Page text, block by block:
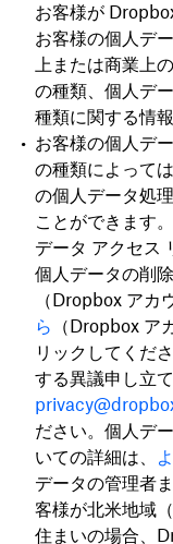
お客様が
お客様の個人デ
上または商業上
の種類、個人デ
種類に関する情
お客様の個人デ
の種類によって
の個人データ処
ことができます。
データ アクセス
個人データの削
（Dropbox アカ
ら （Dropbox ア
リックしてくだ
する異議申し立
ださい。個人デ
いての詳細は、
データの管理者
客様が北米地域
住まいの場合、